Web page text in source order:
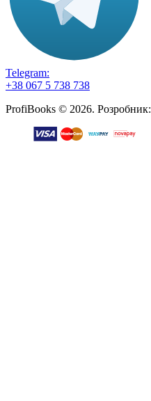
Telegram:
+38 067 5 738 738
ProfiBooks © 2026. Розробник: